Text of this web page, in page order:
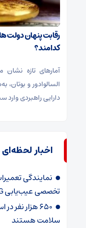
کدامند؟
آمارهای تازه
السالوادور و بوتان،
دارایی راهبردی وارد
اخبار
نمایندگی
تخصصی عیب‌یابی LG
۶۵۰ هزار
سلامت هستند